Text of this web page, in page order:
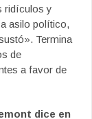
ridículos y
asilo político,
Termina
de
a favor de
dice en